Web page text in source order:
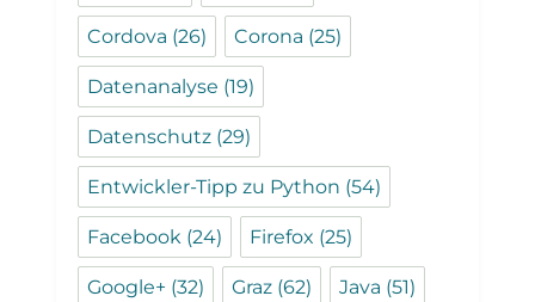
Cordova (26) Corona (25)
Datenanalyse (19)
Datenschutz (29)
Entwickler-Tipp zu Python (54)
Facebook (24) Firefox (25)
Google+ (32) Graz (62) Java (51)